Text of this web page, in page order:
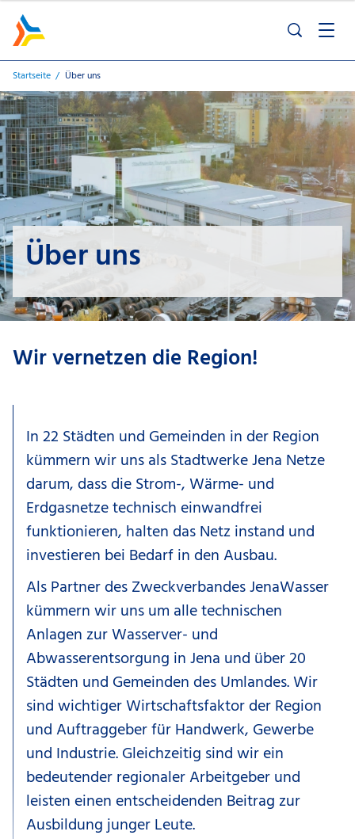
Startseite Über uns
Über uns
Wir vernetzen die Region!
In 22 Städten und Gemeinden in der Region
kümmern wir uns als Stadtwerke Jena Netze
darum, dass die Strom-, Wärme- und
Erdgasnetze technisch einwandfrei
funktionieren, halten das Netz instand und
investieren bei Bedarf in den Ausbau.
Als Partner des Zweckverbandes JenaWasser
kümmern wir uns um alle technischen
Anlagen zur Wasserver- und
Abwasserentsorgung in Jena und über 20
Städten und Gemeinden des Umlandes. Wir
sind wichtiger Wirtschaftsfaktor der Region
und Auftraggeber für Handwerk, Gewerbe
und Industrie. Gleichzeitig sind wir ein
bedeutender regionaler Arbeitgeber und
leisten einen entscheidenden Beitrag zur
Ausbildung junger Leute.